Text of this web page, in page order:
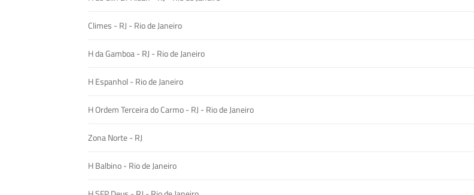
Climes - RJ - Rio de Janeiro
H da Gamboa - RJ - Rio de Janeiro
H Espanhol - Rio de Janeiro
H Ordem Terceira do Carmo - RJ - Rio de Janeiro
Zona Norte - RJ
H Balbino - Rio de Janeiro